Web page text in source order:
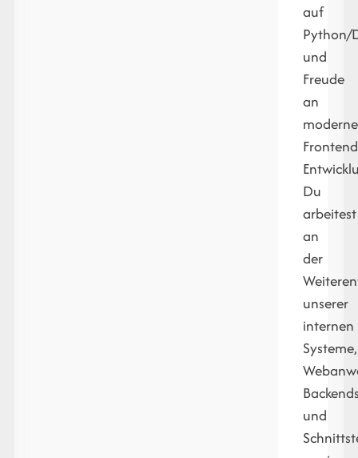
auf
Python/
und
Freude
an
Du
arbeitest
an
der
unserer
internen
Systeme,
und